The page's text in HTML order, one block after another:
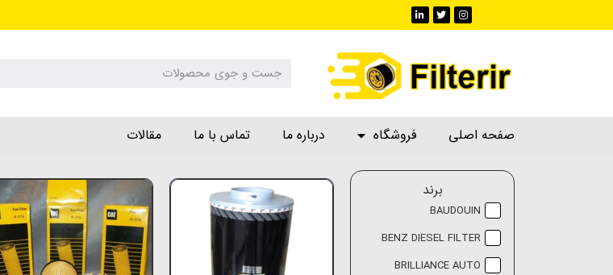
صفحه اصلی فروشگاه درباره ما تماس با ما مقالات
برند
BAUDOUIN
BENZ DIESEL FILTER
BRILLIANCE AUTO